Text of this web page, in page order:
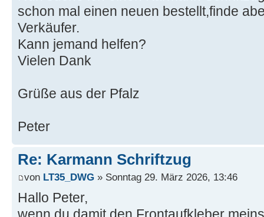
schon mal einen neuen bestellt,finde
Verkäufer.
Kann jemand helfen?
Vielen Dank
Grüße aus der Pfalz
Peter
Re: Karmann Schriftzug
von LT35_DWG » Sonntag 29. März 2026, 13:46
Hallo Peter,
wenn du damit den Frontaufkleber